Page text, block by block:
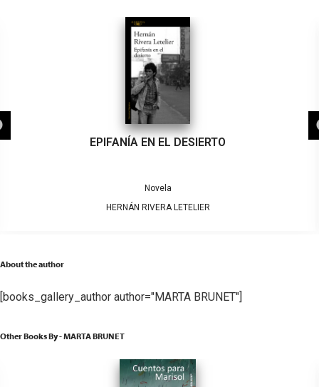
EPIFANÍA EN EL DESIERTO
Novela
HERNÁN RIVERA LETELIER
About the author
[books_gallery_author author="MARTA BRUNET"]
Other Books By - MARTA BRUNET